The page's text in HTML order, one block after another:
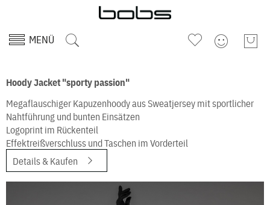
MENÜ
Hoody Jacket "sporty passion"
Megaflauschiger Kapuzenhoody aus Sweatjersey mit sportlicher
Nahtführung und bunten Einsätzen
Logoprint im Rückenteil
Effektreißverschluss und Taschen im Vorderteil
Details & Kaufen